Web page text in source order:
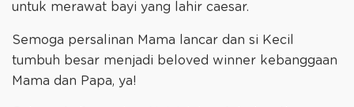
untuk merawat bayi yang lahir caesar.
Semoga persalinan Mama lancar dan si Kecil
tumbuh besar menjadi beloved winner kebanggaan
Mama dan Papa, ya!